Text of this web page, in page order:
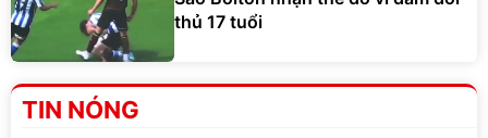
thủ 17 tuổi
TIN NÓNG